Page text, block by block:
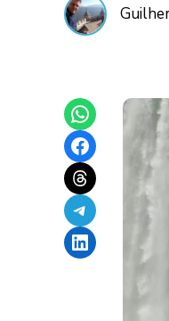
Share on
Share on Facebook
Share on Threads
Share on Telegram
Share on LinkedIn